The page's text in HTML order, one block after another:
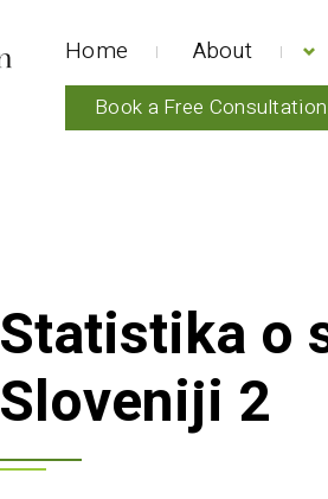
Home About
Book a Free Consultation
Statistika o
Sloveniji 2